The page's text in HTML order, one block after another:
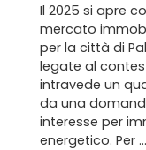
Il 2025 si apre
mercato
per la città di
legate al
intravede un
da una
interesse per
energetico. Per …